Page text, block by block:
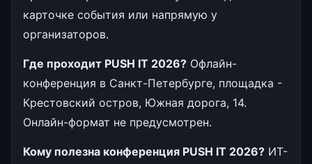
карточке события или напрямую у
организаторов.
Где проходит PUSH IT 2026? Офлайн-
конференция в Санкт-Петербурге, площадка -
Крестовский остров, Южная дорога, 14.
Онлайн-формат не предусмотрен.
Кому полезна конференция PUSH IT 2026? ИТ-